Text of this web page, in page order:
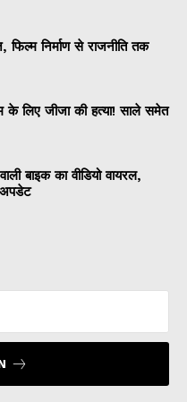
निर्माण से राजनीति तक
लिए जीजा की हत्या! साले समेत
बाइक का वीडियो वायरल,
अपडेट